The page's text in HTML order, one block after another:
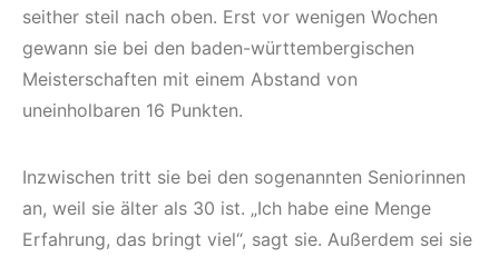
seither steil nach oben. Erst vor wenigen Wochen
gewann sie bei den baden-württembergischen
Meisterschaften mit einem Abstand von
uneinholbaren 16 Punkten.
Inzwischen tritt sie bei den sogenannten Seniorinnen
an, weil sie älter als 30 ist. „Ich habe eine Menge
Erfahrung, das bringt viel“, sagt sie. Außerdem sei sie